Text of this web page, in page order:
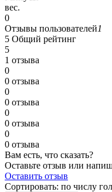
вес.
0
Отзывы пользователей1
5 Общий рейтинг
5
1 отзыва
0
0 отзыва
0
0 отзыва
0
0 отзыва
0
0 отзыва
Вам есть, что сказать?
Оставьте отзыв или
Оставить отзыв
Сортировать: по числу